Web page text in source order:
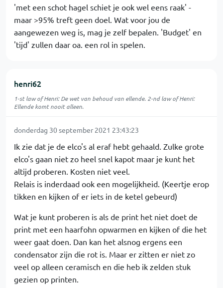
'met een schot hagel schiet je ook wel eens raak' -
maar >95% treft geen doel. Wat voor jou de
aangewezen weg is, mag je zelf bepalen. 'Budget' en
'tijd' zullen daar oa. een rol in spelen.
henri62
1-st law of Henri: De wet van behoud van ellende. 2-nd law of Henri:
Ellende komt nooit alleen.
donderdag 30 september 2021 23:43:23
Ik zie dat je de elco's al eraf hebt gehaald. Zulke grote
elco's gaan niet zo heel snel kapot maar je kunt het
altijd proberen. Kosten niet veel.
Relais is inderdaad ook een mogelijkheid. (Keertje erop
tikken en kijken of er iets in de ketel gebeurd)
Wat je kunt proberen is als de print het niet doet de
print met een haarfohn opwarmen en kijken of die het
weer gaat doen. Dan kan het alsnog ergens een
condensator zijn die rot is. Maar er zitten er niet zo
veel op alleen ceramisch en die heb ik zelden stuk
gezien op printen.